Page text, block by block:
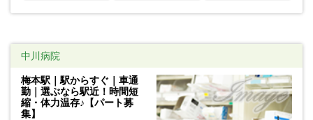
中川病院
梅本駅｜駅からすぐ｜車通
勤｜選ぶなら駅近！時間短
縮・体力温存♪【パート募
集】